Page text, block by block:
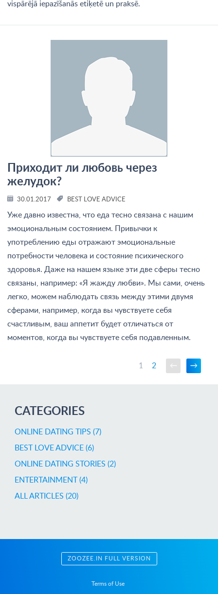
vispārējā iepazīšanās etiķetē un praksē.
Приходит ли любовь через
желудок?
30.01.2017 BEST LOVE ADVICE
Уже давно известна, что еда тесно связана с нашим
эмоциональным состоянием. Привычки к
употреблению еды отражают эмоциональные
потребности человека и состояние психического
здоровья. Даже на нашем языке эти две сферы тесно
связаны, например: «Я жажду любви». Мы сами, очень
легко, можем наблюдать связь между этими двумя
сферами, например, когда вы чувствуете себя
счастливым, ваш аппетит будет отличаться от
моментов, когда вы чувствуете себя подавленным.
1 2
CATEGORIES
ONLINE DATING TIPS (7)
BEST LOVE ADVICE (6)
ONLINE DATING STORIES (2)
ENTERTAINMENT (4)
ALL ARTICLES (20)
ZOOZEE.IN FULL VERSION
Terms of Use